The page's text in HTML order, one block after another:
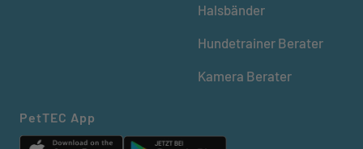
Halsbänder
Hundetrainer Berater
Kamera Berater
PetTEC App